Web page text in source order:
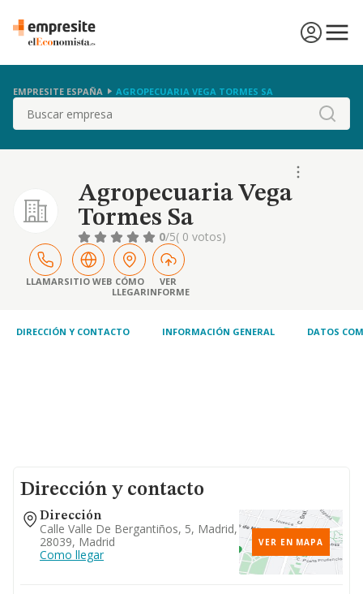
EMPRESITE ESPAÑA AGROPECUARIA VEGA TORMES SA
Buscar
Agropecuaria Vega
Tormes Sa
0/5( 0 votos)
LLAMARSITIO WEB CÓMO
LLEGAR
VER
INFORME
DIRECCIÓN Y CONTACTO INFORMACIÓN GENERAL DATOS
Dirección y contacto
Dirección
Calle Valle De Bergantiños, 5, Madrid,
28039, Madrid
Como llegar
VER EN MAPA